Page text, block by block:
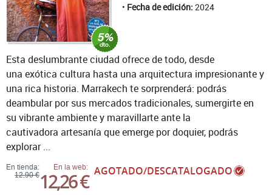
Fecha de edición: 2024
En tienda:
12,90 €
En la web:
12,26 € AGOTADO/DESCATALOGADO
Esta deslumbrante ciudad ofrece de todo, desde
una exótica cultura hasta una arquitectura impresionante y
una rica historia. Marrakech te sorprenderá: podrás
deambular por sus mercados tradicionales, sumergirte en
su vibrante ambiente y maravillarte ante la
cautivadora artesanía que emerge por doquier, podrás
explorar ...